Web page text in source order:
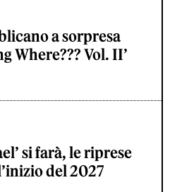
a sorpresa
Where??? Vol. II’
si farà, le riprese
del 2027